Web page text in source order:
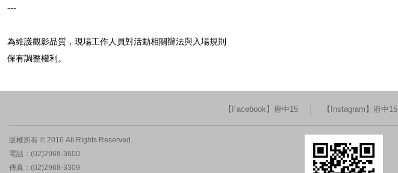
---
為維護觀影品質，現場工作人員對活動相關辦法與入場規則
保有調整權利。
【Facebook】府中15 【Instagram】府中15
版權所有 © 2016 All Rights Reserved.
電話：(02)2968-3600
傳真：(02)2968-3309